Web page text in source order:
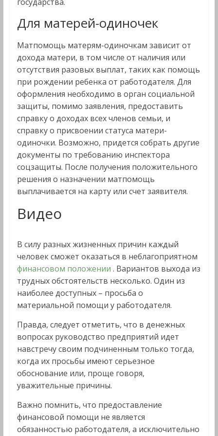
Для матерей-одиночек
Матпомощь матерям-одиночкам зависит от
дохода матери, в том числе от наличия или
отсутствия разовых выплат, таких как помощь
при рождении ребенка от работодателя. Для
оформления необходимо в орган социальной
защиты, помимо заявления, предоставить
справку о доходах всех членов семьи, и
справку о присвоении статуса матери-
одиночки. Возможно, придется собрать другие
документы по требованию инспектора
соцзащиты. После получения положительного
решения о назначении матпомощь
выплачивается на карту или счет заявителя.
Видео
В силу разных жизненных причин каждый
человек сможет оказаться в неблагоприятном
финансовом положении . Вариантов выхода из
трудных обстоятельств несколько. Один из
наиболее доступных – просьба о
материальной помощи у работодателя.
Правда, следует отметить, что в денежных
вопросах руководство предприятий идет
навстречу своим подчиненным только тогда,
когда их просьбы имеют серьезное
обоснование или, проще говоря,
уважительные причины.
Важно помнить, что предоставление
финансовой помощи не является
обязанностью работодателя, а исключительно